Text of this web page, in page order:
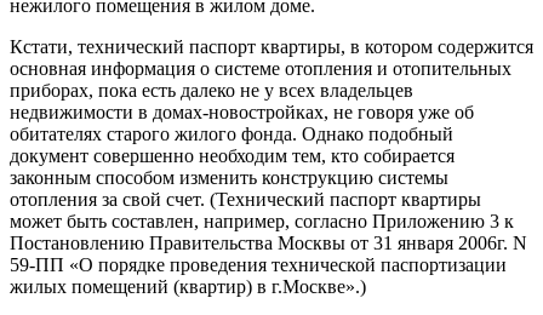
нежилого помещения в жилом доме.
Кстати, технический паспорт квартиры, в котором содержится
основная информация о системе отопления и отопительных
приборах, пока есть далеко не у всех владельцев
недвижимости в домах-новостройках, не говоря уже об
обитателях старого жилого фонда. Однако подобный
документ совершенно необходим тем, кто собирается
законным способом изменить конструкцию системы
отопления за свой счет. (Технический паспорт квартиры
может быть составлен, например, согласно Приложению 3 к
Постановлению Правительства Москвы от 31 января 2006г. N
59-ПП «О порядке проведения технической паспортизации
жилых помещений (квартир) в г.Москве».)